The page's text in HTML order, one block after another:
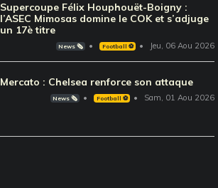
Supercoupe Félix Houphouët-Boigny :
l’ASEC Mimosas domine le COK et s’adjuge
un 17è titre
News 🗞️ Football ⚽️ Jeu, 06 Aou 2026
Mercato : Chelsea renforce son attaque
News 🗞️ Football ⚽️ Sam, 01 Aou 2026